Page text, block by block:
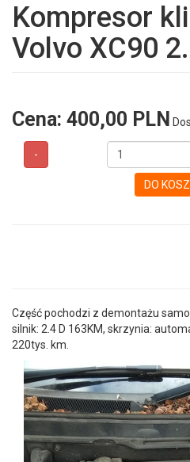
Kompresor
Volvo XC90
Cena: 400,00 PLN
-
DO
Część pochodzi z demontażu
silnik: 2.4 D 163KM, skrzynia:
220tys. km.